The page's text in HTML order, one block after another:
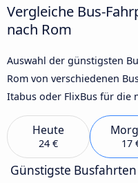
Vergleiche Bus-
nach Rom
Auswahl der günstigsten
Rom von verschiedenen
Itabus oder FlixBus für die
Heute
24 € 17
Günstigste